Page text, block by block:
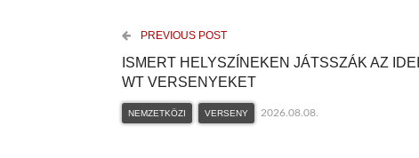
PREVIOUS POST
ISMERT HELYSZÍNEKEN JÁTSSZÁK AZ IDEI
WT VERSENYEKET
NEMZETKÖZI VERSENY 2026.08.08.